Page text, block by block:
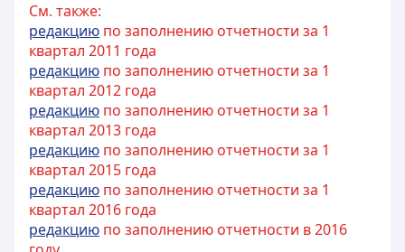
См. также:
редакцию по заполнению отчетности за 1
квартал 2011 года
редакцию по заполнению отчетности за 1
квартал 2012 года
редакцию по заполнению отчетности за 1
квартал 2013 года
редакцию по заполнению отчетности за 1
квартал 2015 года
редакцию по заполнению отчетности за 1
квартал 2016 года
редакцию по заполнению отчетности в 2016